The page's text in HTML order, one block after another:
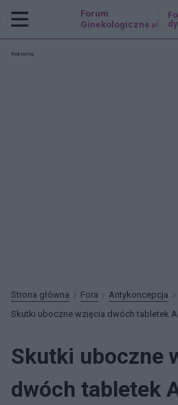
Forum
Ginekologiczne .pl
Reklama:
Strona główna Fora
Antykoncepcja
Skutki uboczne wzięcia dwóch tabletek
Skutki uboczne
dwóch tabletek